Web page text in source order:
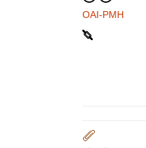
OAI-PMH